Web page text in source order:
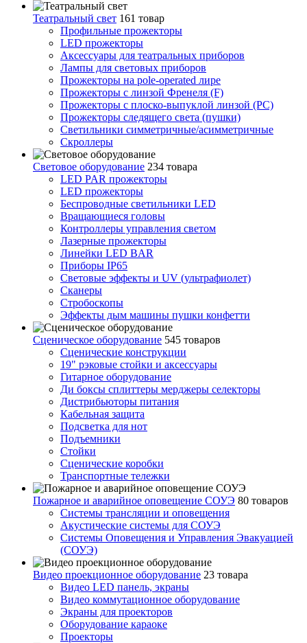
Театральный свет 161 товар
Профильные прожекторы
LED прожекторы
Аксессуары для театральных приборов
Лампы для световых приборов
Прожекторы на pole-operated лире
Прожекторы с линзой Френеля (F)
Прожекторы с плоско-выпуклой линзой (PC)
Прожекторы следящего света (пушки)
Светильники симметричные/асимметричные
Скроллеры
Световое оборудование 234 товара
LED PAR прожекторы
LED прожекторы
Беспроводные светильники LED
Вращающиеся головы
Контроллеры управления светом
Лазерные прожекторы
Линейки LED BAR
Приборы IP65
Световые эффекты и UV (ультрафиолет)
Сканеры
Стробоскопы
Эффекты дым машины пушки конфетти
Сценическое оборудование 545 товаров
Сценические конструкции
19" рэковые стойки и аксесcуары
Гитарное оборудование
Ди боксы сплиттеры мерджеры селекторы
Дистрибьюторы питания
Кабельная защита
Подсветка для нот
Подъемники
Стойки
Сценические коробки
Транспортные тележки
Пожарное и аварийное оповещение СОУЭ 80 товаров
Cистемы трансляции и оповещения
Акустические системы для СОУЭ
Системы Оповещения и Управления Эвакуацией
(СОУЭ)
Видео проекционное оборудование 23 товара
Видео LED панель, экраны
Видео коммутационное оборудование
Экраны для проекторов
Оборудование караоке
Проекторы